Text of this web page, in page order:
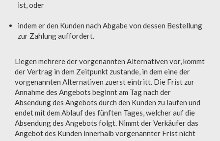
ist, oder
indem er den Kunden nach Abgabe von dessen Bestellung
zur Zahlung auffordert.
Liegen mehrere der vorgenannten Alternativen vor, kommt
der Vertrag in dem Zeitpunkt zustande, in dem eine der
vorgenannten Alternativen zuerst eintritt. Die Frist zur
Annahme des Angebots beginnt am Tag nach der
Absendung des Angebots durch den Kunden zu laufen und
endet mit dem Ablauf des fünften Tages, welcher auf die
Absendung des Angebots folgt. Nimmt der Verkäufer das
Angebot des Kunden innerhalb vorgenannter Frist nicht